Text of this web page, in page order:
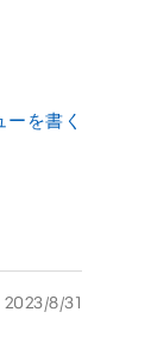
ーを書く
2023/8/31